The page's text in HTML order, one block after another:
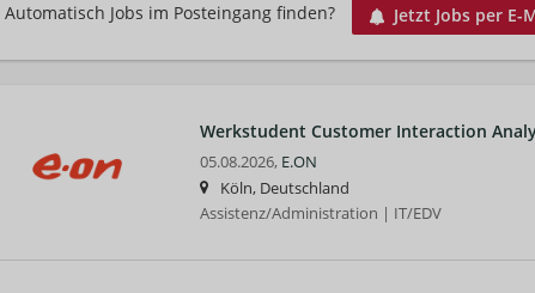
Automatisch Jobs im Posteingang finden? Jetzt Jobs per E-
Werkstudent Customer Interaction
05.08.2026, E.ON
Köln, Deutschland
Assistenz/Administration | IT/EDV